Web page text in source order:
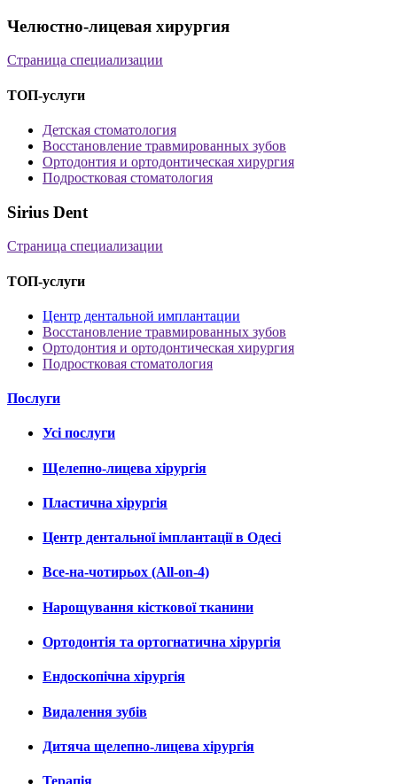
Челюстно-лицевая хирургия
Страница специализации
ТОП-услуги
Детская стоматология
Восстановление травмированных зубов
Ортодонтия и ортодонтическая хирургия
Подростковая стоматология
Sirius Dent
Страница специализации
ТОП-услуги
Центр дентальной имплантации
Восстановление травмированных зубов
Ортодонтия и ортодонтическая хирургия
Подростковая стоматология
Послуги
Усі послуги
Щелепно-лицева хірургія
Пластична хірургія
Центр дентальної імплантації в Одесі
Все-на-чотирьох (All-on-4)
Нарощування кісткової тканини
Ортодонтія та ортогнатична хірургія
Ендоскопічна хірургія
Видалення зубів
Дитяча щелепно-лицева хірургія
Терапія